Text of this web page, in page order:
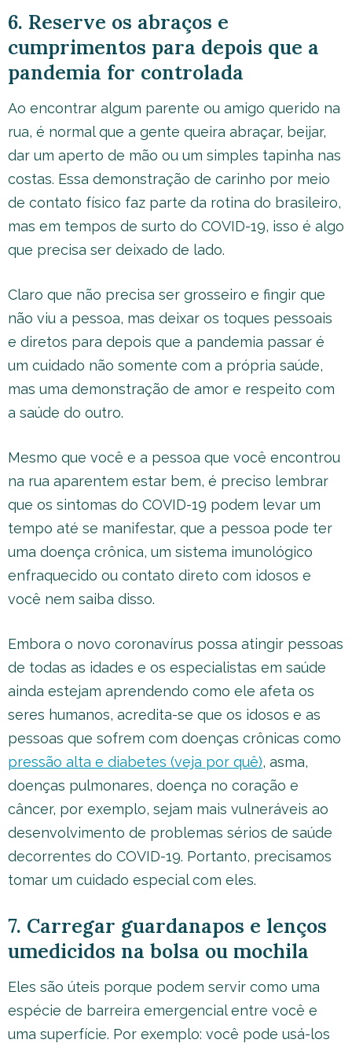
6. Reserve os abraços e
cumprimentos para depois que a
pandemia for controlada
Ao encontrar algum parente ou amigo querido na
rua, é normal que a gente queira abraçar, beijar,
dar um aperto de mão ou um simples tapinha nas
costas. Essa demonstração de carinho por meio
de contato físico faz parte da rotina do brasileiro,
mas em tempos de surto do COVID-19, isso é algo
que precisa ser deixado de lado.
Claro que não precisa ser grosseiro e fingir que
não viu a pessoa, mas deixar os toques pessoais
e diretos para depois que a pandemia passar é
um cuidado não somente com a própria saúde,
mas uma demonstração de amor e respeito com
a saúde do outro.
Mesmo que você e a pessoa que você encontrou
na rua aparentem estar bem, é preciso lembrar
que os sintomas do COVID-19 podem levar um
tempo até se manifestar, que a pessoa pode ter
uma doença crônica, um sistema imunológico
enfraquecido ou contato direto com idosos e
você nem saiba disso.
Embora o novo coronavírus possa atingir pessoas
de todas as idades e os especialistas em saúde
ainda estejam aprendendo como ele afeta os
seres humanos, acredita-se que os idosos e as
pessoas que sofrem com doenças crônicas como
pressão alta e diabetes (veja por quê), asma,
doenças pulmonares, doença no coração e
câncer, por exemplo, sejam mais vulneráveis ao
desenvolvimento de problemas sérios de saúde
decorrentes do COVID-19. Portanto, precisamos
tomar um cuidado especial com eles.
7. Carregar guardanapos e lenços
umedicidos na bolsa ou mochila
Eles são úteis porque podem servir como uma
espécie de barreira emergencial entre você e
uma superfície. Por exemplo: você pode usá-los